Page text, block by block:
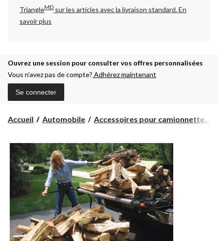
TriangleMD sur les articles avec la livraison standard.En
savoir plus
Ouvrez une session pour consulter vos offres personnalisées
Vous n’avez pas de compte? Adhérez maintenant
Se connecter
Accueil Automobile Accessoires pour camionnette...